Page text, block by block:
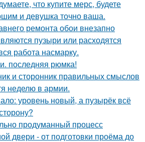
что купите мерс, будете
и девушка точно ваша.
ремонта обои внезапно
пузыри или расходятся
работа насмарку.
последняя рюмка!
и сторонник правильных смыслов
неделю в армии.
уровень новый, а пузырёк всё
продуманный процесс
двери - от подготовки проёма до